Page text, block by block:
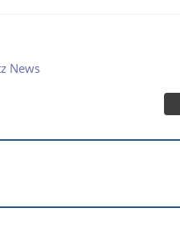
News